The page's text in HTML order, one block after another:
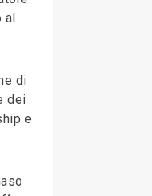
al
di
dei
e